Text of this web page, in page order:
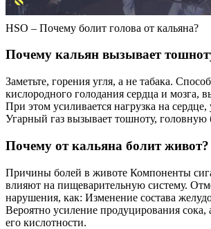
HSO – Почему болит голова от кальяна?
Почему кальян вызывает
Заметьте, горения угля, а не табака.
кислородного голодания сердца и мозга,
При этом усиливается нагрузка на сердце,
Угарный газ вызывает тошноту, головную
Почему от кальяна болит живот?
Причины болей в животе Компоненты
влияют на пищеварительную систему.
нарушения, как: Изменение состава
Вероятно усиление продуцирования
его кислотности.